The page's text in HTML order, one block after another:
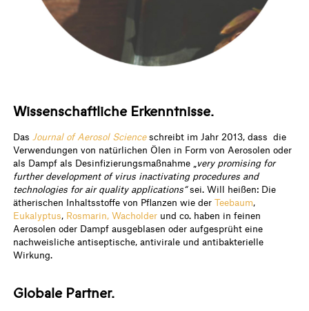
Wissenschaftliche Erkenntnisse.
Das Journal of Aerosol Science schreibt im Jahr 2013, dass die
Verwendungen von natürlichen Ölen in Form von Aerosolen oder
als Dampf als Desinfizierungsmaßnahme „
very promising for
further development of virus inactivating procedures and
technologies for air quality applications“sei. Will heißen: Die
ätherischen Inhaltsstoffe von Pflanzen wie derTeebaum,
Eukalyptus, Rosmarin, Wacholder und co. haben in feinen
Aerosolen oder Dampf ausgeblasen oder aufgesprüht eine
nachweisliche antiseptische, antivirale und antibakterielle
Wirkung.
Globale Partner.